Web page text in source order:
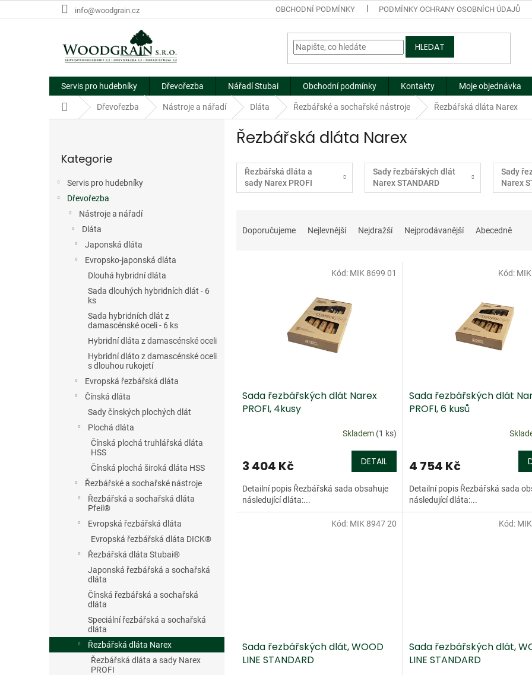
na
info@woodgrain.cz OBCHODNÍ PODMÍNKY PODMÍNKY OCHRANY OSOBNÍCH ÚDAJŮ
HLEDAT
Servis pro hudebníky Dřevořezba Nářadí Stubai Obchodní podmínky Kontakty Moje objednávka
Domů Dřevořezba Nástroje a nářadí Dláta Řezbářské a sochařské nástroje Řezbářská dláta Narex
kategorie
Kategorie
Servis pro hudebníky
Dřevořezba
Nástroje a nářadí
Dláta
Japonská dláta
Evropsko-japonská dláta
Dlouhá hybridní dláta
Sada dlouhých hybridních dlát - 6
ks
Sada hybridních dlát z
damascénské oceli - 6 ks
Hybridní dláta z damascénské oceli
Hybridní dláto z damascénské oceli
s dlouhou rukojetí
Evropská řezbářská dláta
Čínská dláta
Sady čínských plochých dlát
Plochá dláta
Čínská plochá truhlářská dláta
HSS
Čínská plochá široká dláta HSS
Řezbářské a sochařské nástroje
Řezbářská a sochařská dláta
Pfeil®
Evropská řezbářská dláta
Evropská řezbářská dláta DICK®
Řezbářská dláta Stubai®
Japonská řezbářská a sochařská
dláta
Čínská řezbářská a sochařská
dláta
Speciální řezbářská a sochařská
dláta
Řezbářská dláta Narex
Řezbářská dláta a sady Narex
PROFI
Řezbářská dláta Narex
Řezbářská dláta a
sady Narex PROFI
Sady řezbářských dlát
Narex STANDARD
Sady
Narex
aDoporučujeme Nejlevnější Nejdražší Nejprodávanější Abecedně
Sada řezbářských dlát Narex
PROFI, 4kusy
Skladem (1 ks)
3 404 Kč DETAIL
Detailní popis Řezbářská sada obsahuje
následující dláta:...
Kód: MIK 8699 01
Sada řezbářských dlát
PROFI, 6 kusů
4 754 Kč
Detailní popis Řezbářská sada
následující dláta:...
Kód:
Sada řezbářských dlát, WOOD
LINE STANDARD
Kód: MIK 8947 20
Sada řezbářských dlát,
LINE STANDARD
Kód: